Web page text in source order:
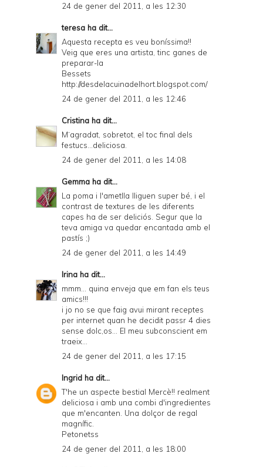
24 de gener del 2011, a les 12:30
teresa ha dit...
Aquesta recepta es veu boníssima!!
Veig que eres una artista, tinc ganes de
preparar-la
Bessets
http://desdelacuinadelhort.blogspot.com/
24 de gener del 2011, a les 12:46
Cristina ha dit...
M¨agradat, sobretot, el toc final dels
festucs...deliciosa.
24 de gener del 2011, a les 14:08
Gemma ha dit...
La poma i l'ametlla lliguen super bé, i el
contrast de textures de les diferents
capes ha de ser deliciós. Segur que la
teva amiga va quedar encantada amb el
pastís ;)
24 de gener del 2011, a les 14:49
Irina ha dit...
mmm... quina enveja que em fan els teus
amics!!!
i jo no se que faig avui mirant receptes
per internet quan he decidit passr 4 dies
sense dolc,os... El meu subconscient em
traeix...
24 de gener del 2011, a les 17:15
Ingrid ha dit...
T'he un aspecte bestial Mercè!! realment
deliciosa i amb una combi d'ingredientes
que m'encanten. Una dolçor de regal
magnífic.
Petonetss
24 de gener del 2011, a les 18:00